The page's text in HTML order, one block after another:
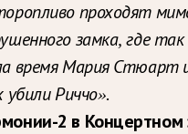
проходят
замка, где
время Мария Стюарт
убили Риччо».
2 в Концертном